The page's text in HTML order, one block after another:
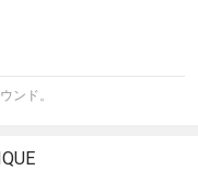
ンド。